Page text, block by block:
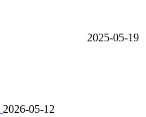
2025-05-19
2026-05-12